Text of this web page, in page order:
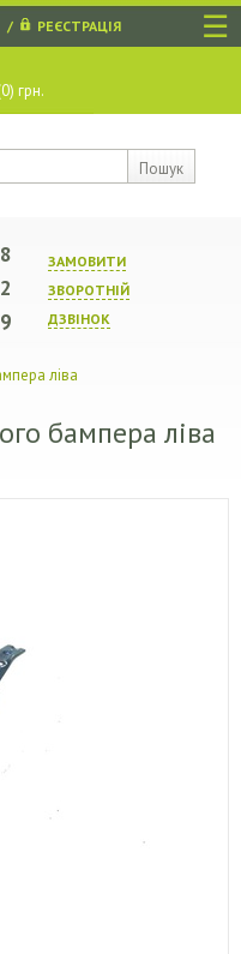
☰
Пошук
/ РЕЄСТРАЦІЯ
0) грн.
ЗАМОВИТИ
ЗВОРОТНIЙ
ДЗВIНОК
ліва
бампера ліва